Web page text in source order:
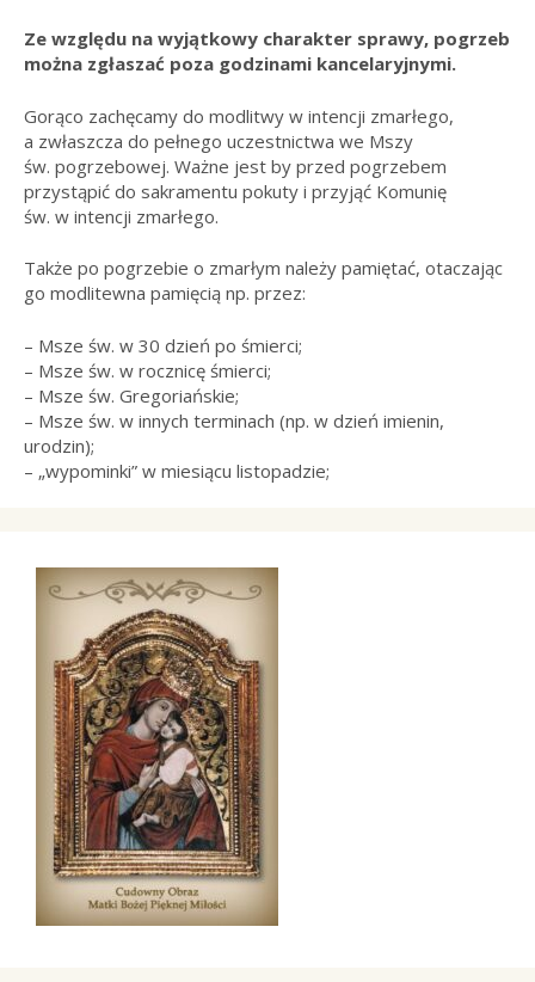
Ze względu na wyjątkowy charakter sprawy, pogrzeb
można zgłaszać poza godzinami kancelaryjnymi.
Gorąco zachęcamy do modlitwy w intencji zmarłego,
a zwłaszcza do pełnego uczestnictwa we Mszy
św. pogrzebowej. Ważne jest by przed pogrzebem
przystąpić do sakramentu pokuty i przyjąć Komunię
św. w intencji zmarłego.
Także po pogrzebie o zmarłym należy pamiętać, otaczając
go modlitewna pamięcią np. przez:
– Msze św. w 30 dzień po śmierci;
– Msze św. w rocznicę śmierci;
– Msze św. Gregoriańskie;
– Msze św. w innych terminach (np. w dzień imienin,
urodzin);
– „wypominki” w miesiącu listopadzie;